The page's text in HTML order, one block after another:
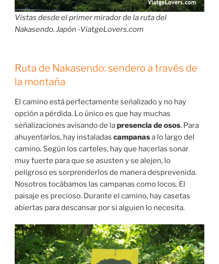
Vistas desde el primer mirador de la ruta del
Nakasendo. Japón -ViatgeLovers.com
Ruta de Nakasendo: sendero a través de
la montaña
El camino está perfectamente señalizado y no hay
opción a pérdida. Lo único es que hay muchas
señalizaciones avisando de lapresencia de osos. Para
ahuyentarlos, hay instaladas campanasa lo largo del
camino. Según los carteles, hay que hacerlas sonar
muy fuerte para que se asusten y se alejen, lo
peligroso es sorprenderlos de manera desprevenida.
Nosotros tocábamos las campanas como locos. El
paisaje es precioso. Durante el camino, hay casetas
abiertas para descansar por si alguien lo necesita.